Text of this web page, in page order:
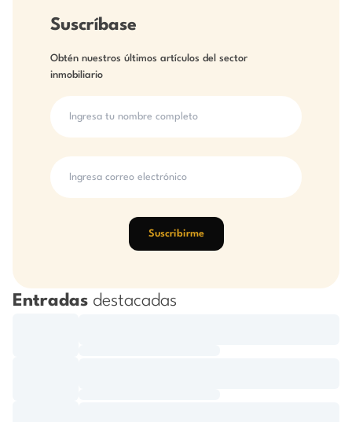
Suscríbase
Obtén nuestros últimos artículos del sector
inmobiliario
Suscribirme
Entradas destacadas